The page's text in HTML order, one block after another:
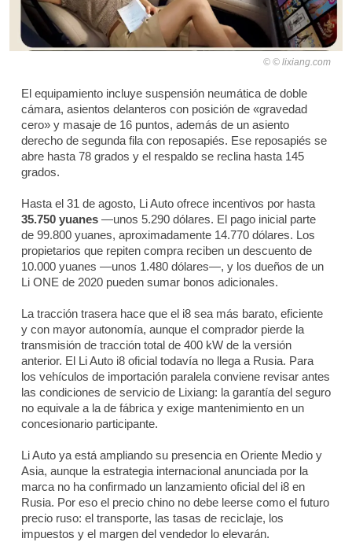
© lixiang.com
El equipamiento incluye suspensión neumática de doble
cámara, asientos delanteros con posición de «gravedad
cero» y masaje de 16 puntos, además de un asiento
derecho de segunda fila con reposapiés. Ese reposapiés se
abre hasta 78 grados y el respaldo se reclina hasta 145
grados.
Hasta el 31 de agosto, Li Auto ofrece incentivos por hasta
35.750 yuanes —unos 5.290 dólares. El pago inicial parte
de 99.800 yuanes, aproximadamente 14.770 dólares. Los
propietarios que repiten compra reciben un descuento de
10.000 yuanes —unos 1.480 dólares—, y los dueños de un
Li ONE de 2020 pueden sumar bonos adicionales.
La tracción trasera hace que el i8 sea más barato, eficiente
y con mayor autonomía, aunque el comprador pierde la
transmisión de tracción total de 400 kW de la versión
anterior. El Li Auto i8 oficial todavía no llega a Rusia. Para
los vehículos de importación paralela conviene revisar antes
las condiciones de servicio de Lixiang: la garantía del seguro
no equivale a la de fábrica y exige mantenimiento en un
concesionario participante.
Li Auto ya está ampliando su presencia en Oriente Medio y
Asia, aunque la estrategia internacional anunciada por la
marca no ha confirmado un lanzamiento oficial del i8 en
Rusia. Por eso el precio chino no debe leerse como el futuro
precio ruso: el transporte, las tasas de reciclaje, los
impuestos y el margen del vendedor lo elevarán.